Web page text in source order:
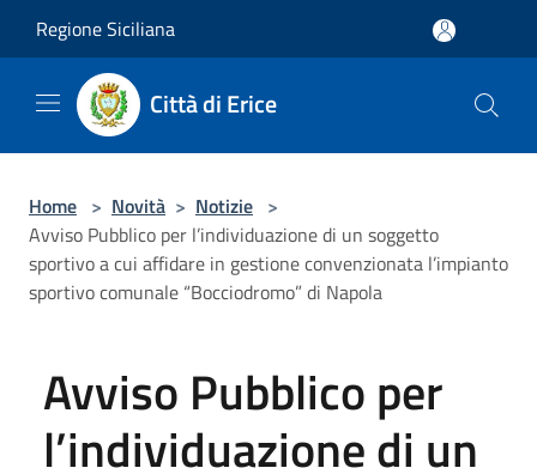
Regione Siciliana
Città di Erice
Home > Novità > Notizie >
Avviso Pubblico per l’individuazione di un soggetto
sportivo a cui affidare in gestione convenzionata l’impianto
sportivo comunale “Bocciodromo” di Napola
Avviso Pubblico per
l’individuazione di un